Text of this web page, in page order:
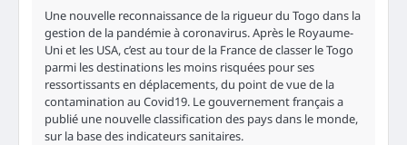
Une nouvelle reconnaissance de la rigueur du Togo dans la
gestion de la pandémie à coronavirus. Après le Royaume-
Uni et les USA, c’est au tour de la France de classer le Togo
parmi les destinations les moins risquées pour ses
ressortissants en déplacements, du point de vue de la
contamination au Covid19. Le gouvernement français a
publié une nouvelle classification des pays dans le monde,
sur la base des indicateurs sanitaires.